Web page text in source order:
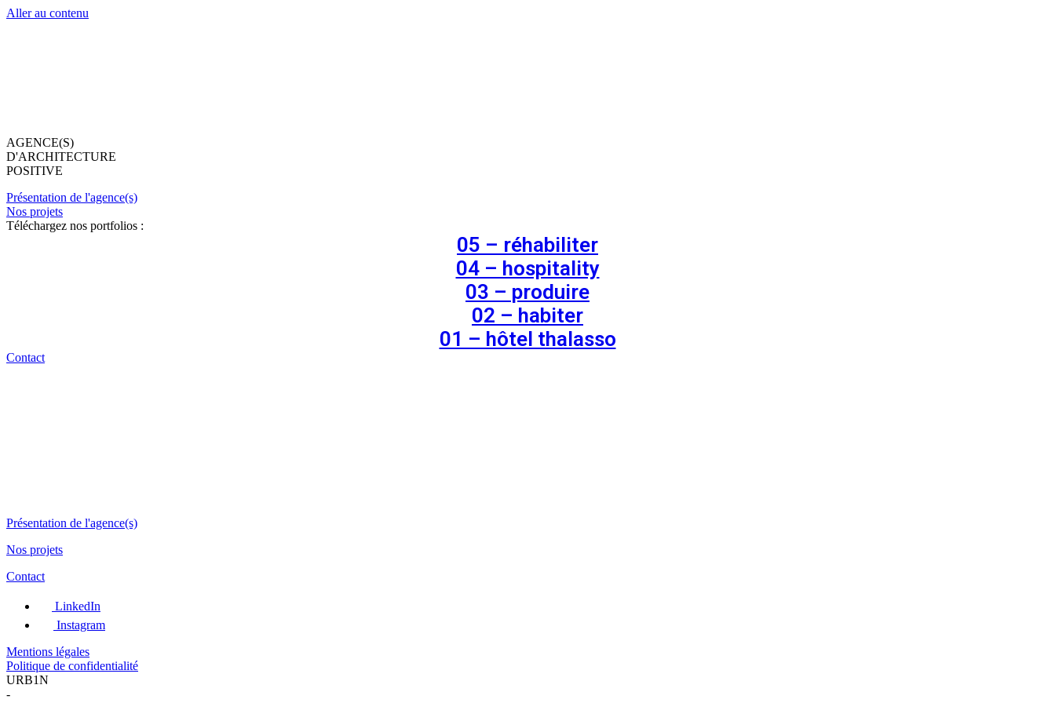
Aller au contenu
AGENCE(S)
D'ARCHITECTURE
POSITIVE
Présentation de l'agence(s)
Nos projets
Téléchargez nos portfolios :
05 – réhabiliter
04 – hospitality
03 – produire
02 – habiter
01 – hôtel thalasso
Contact
Présentation de l'agence(s)
Nos projets
Contact
LinkedIn
Instagram
Mentions légales
Politique de confidentialité
URB1N
-